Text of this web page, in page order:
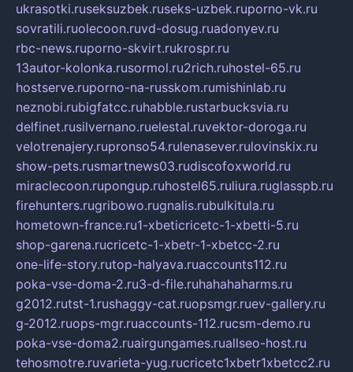
ukrasotki.ruseksuzbek.ruseks-uzbek.ruporno-vk.ru
sovratili.ruolecoon.ruvd-dosug.ruadonyev.ru
rbc-news.ruporno-skvirt.rukrospr.ru
13autor-kolonka.rusormol.ru2rich.ruhostel-65.ru
hostserve.ruporno-na-russkom.rumishinlab.ru
neznobi.rubigfatcc.ruhabble.rustarbucksvia.ru
delfinet.rusilvernano.ruelestal.ruvektor-doroga.ru
velotrenajery.rupronso54.rulenasever.rulovinskix.ru
show-pets.rusmartnews03.rudiscofoxworld.ru
miraclecoon.rupongup.ruhostel65.ruliura.ruglasspb.ru
firehunters.rugribowo.rugnalis.rubulkitula.ru
hometown-france.ru1-xbeticricetc-1-xbetti-5.ru
shop-garena.rucricetc-1-xbetr-1-xbetcc-2.ru
one-life-story.rutop-halyava.ruaccounts112.ru
poka-vse-doma-2.ru3-d-file.ruhahahaharms.ru
g2012.rutst-1.rushaggy-cat.ruopsmgr.ruev-gallery.ru
g-2012.ruops-mgr.ruaccounts-112.rucsm-demo.ru
poka-vse-doma2.ruairgungames.ruallseo-host.ru
tehosmotre.ruvarieta-yug.rucricetc1xbetr1xbetcc2.ru